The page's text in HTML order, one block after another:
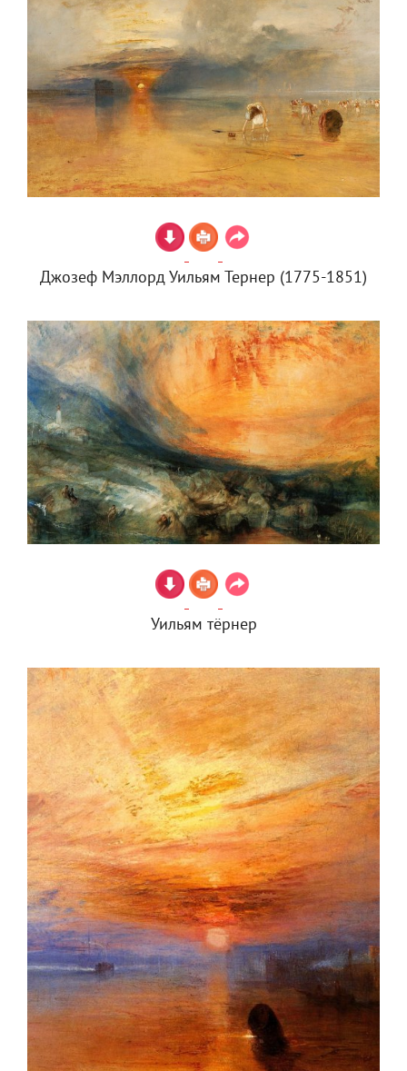
Джозеф Мэллорд Уильям Тернер (1775-1851)
Уильям тёрнер